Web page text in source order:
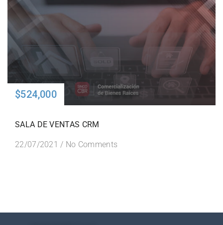
$524,000
SALA DE VENTAS CRM
22/07/2021 / No Comments